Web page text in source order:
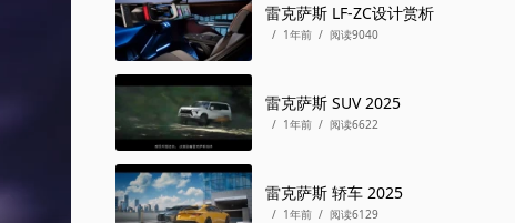
雷克萨斯 LF-ZC设计赏析
/ 1年前 / 阅读9040
雷克萨斯 SUV 2025
/ 1年前 / 阅读6622
雷克萨斯 轿车 2025
/ 1年前 / 阅读6129